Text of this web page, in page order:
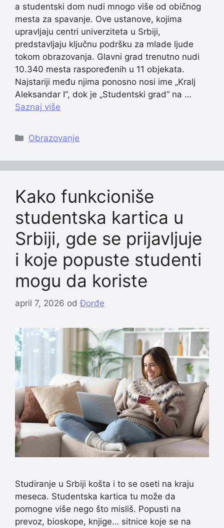
a studentski dom nudi mnogo više od običnog
mesta za spavanje. Ove ustanove, kojima
upravljaju centri univerziteta u Srbiji,
predstavljaju ključnu podršku za mlade ljude
tokom obrazovanja. Glavni grad trenutno nudi
10.340 mesta raspoređenih u 11 objekata.
Najstariji među njima ponosno nosi ime „Kralj
Aleksandar I“, dok je „Studentski grad“ na …
Saznaj više
Categories
Obrazovanje
Kako funkcioniše
studentska kartica u
Srbiji, gde se prijavljuje
i koje popuste studenti
mogu da koriste
april 7, 2026 odĐorđe
Studiranje u Srbiji košta i to se oseti na kraju
meseca. Studentska kartica tu može da
pomogne više nego što misliš. Popusti na
prevoz, bioskope, knjige… sitnice koje se na